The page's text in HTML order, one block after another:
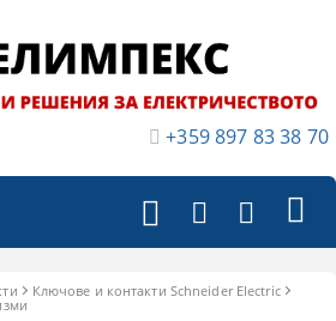
+359 897 83 38 70
Ключове и контакти Schneider Electric